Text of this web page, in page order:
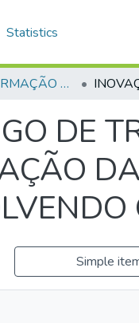
Statistics
CURSO DE FORMAÇÃO DE PRAÇAS - CFP - 2018
DE
Simple